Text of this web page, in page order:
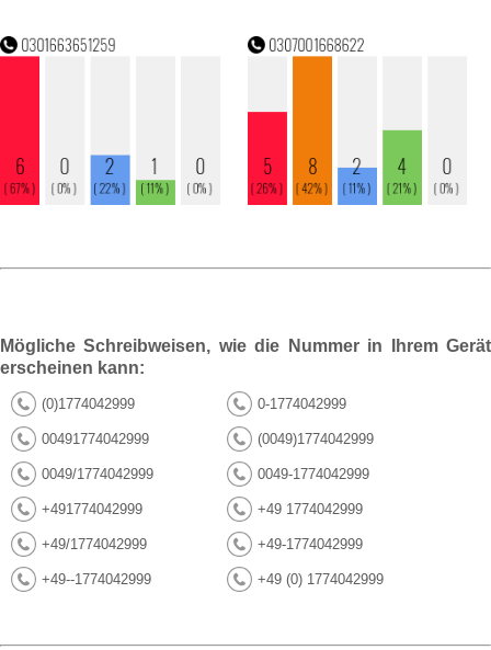
Mögliche Schreibweisen, wie die Nummer in Ihrem Gerät
erscheinen kann:
(0)1774042999 0-1774042999
00491774042999 (0049)1774042999
0049/1774042999 0049-1774042999
+491774042999 +49 1774042999
+49/1774042999 +49-1774042999
+49--1774042999 +49 (0) 1774042999